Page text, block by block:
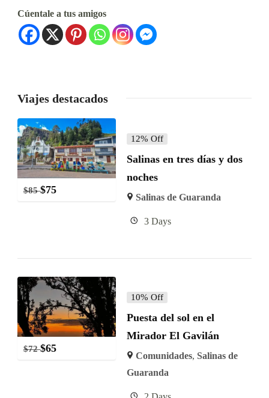
Cúentale a tus amigos
Viajes destacados
$85 $75
12% Off
Salinas en tres días y dos
noches
Salinas de Guaranda
3 Days
$72 $65
10% Off
Puesta del sol en el
Mirador El Gavilán
Comunidades, Salinas de
Guaranda